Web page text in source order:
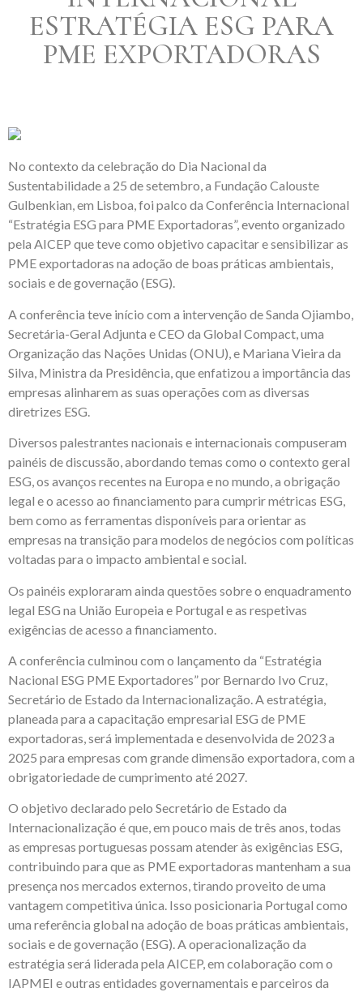
ESTRATÉGIA ESG PARA
PME EXPORTADORAS
No contexto da celebração do Dia Nacional da
Sustentabilidade a 25 de setembro, a Fundação Calouste
Gulbenkian, em Lisboa, foi palco da Conferência Internacional
“Estratégia ESG para PME Exportadoras”, evento organizado
pela AICEP que teve como objetivo capacitar e sensibilizar as
PME exportadoras na adoção de boas práticas ambientais,
sociais e de governação (ESG).
A conferência teve início com a intervenção de Sanda Ojiambo,
Secretária-Geral Adjunta e CEO da Global Compact, uma
Organização das Nações Unidas (ONU), e Mariana Vieira da
Silva, Ministra da Presidência, que enfatizou a importância das
empresas alinharem as suas operações com as diversas
diretrizes ESG.
Diversos palestrantes nacionais e internacionais compuseram
painéis de discussão, abordando temas como o contexto geral
ESG, os avanços recentes na Europa e no mundo, a obrigação
legal e o acesso ao financiamento para cumprir métricas ESG,
bem como as ferramentas disponíveis para orientar as
empresas na transição para modelos de negócios com políticas
voltadas para o impacto ambiental e social.
Os painéis exploraram ainda questões sobre o enquadramento
legal ESG na União Europeia e Portugal e as respetivas
exigências de acesso a financiamento.
A conferência culminou com o lançamento da “Estratégia
Nacional ESG PME Exportadores” por Bernardo Ivo Cruz,
Secretário de Estado da Internacionalização. A estratégia,
planeada para a capacitação empresarial ESG de PME
exportadoras, será implementada e desenvolvida de 2023 a
2025 para empresas com grande dimensão exportadora, com a
obrigatoriedade de cumprimento até 2027.
O objetivo declarado pelo Secretário de Estado da
Internacionalização é que, em pouco mais de três anos, todas
as empresas portuguesas possam atender às exigências ESG,
contribuindo para que as PME exportadoras mantenham a sua
presença nos mercados externos, tirando proveito de uma
vantagem competitiva única. Isso posicionaria Portugal como
uma referência global na adoção de boas práticas ambientais,
sociais e de governação (ESG). A operacionalização da
estratégia será liderada pela AICEP, em colaboração com o
IAPMEI e outras entidades governamentais e parceiros da